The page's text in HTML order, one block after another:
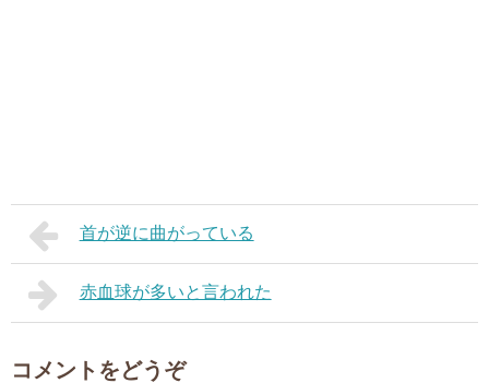
首が逆に曲がっている
赤血球が多いと言われた
コメントをどうぞ